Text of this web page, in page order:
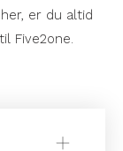
er du altid
Five2one.